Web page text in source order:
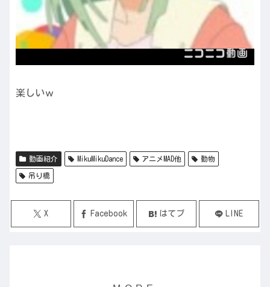
楽しいｗ
動画紹介 MikuMikuDance アニメMAD他 動物
吊り橋
X Facebook はてブ LINE